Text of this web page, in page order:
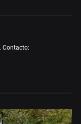
Contacto: